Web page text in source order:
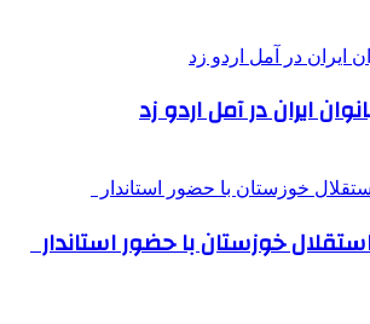
ایران در آمل اردو زد
خوزستان با حضور استاندار